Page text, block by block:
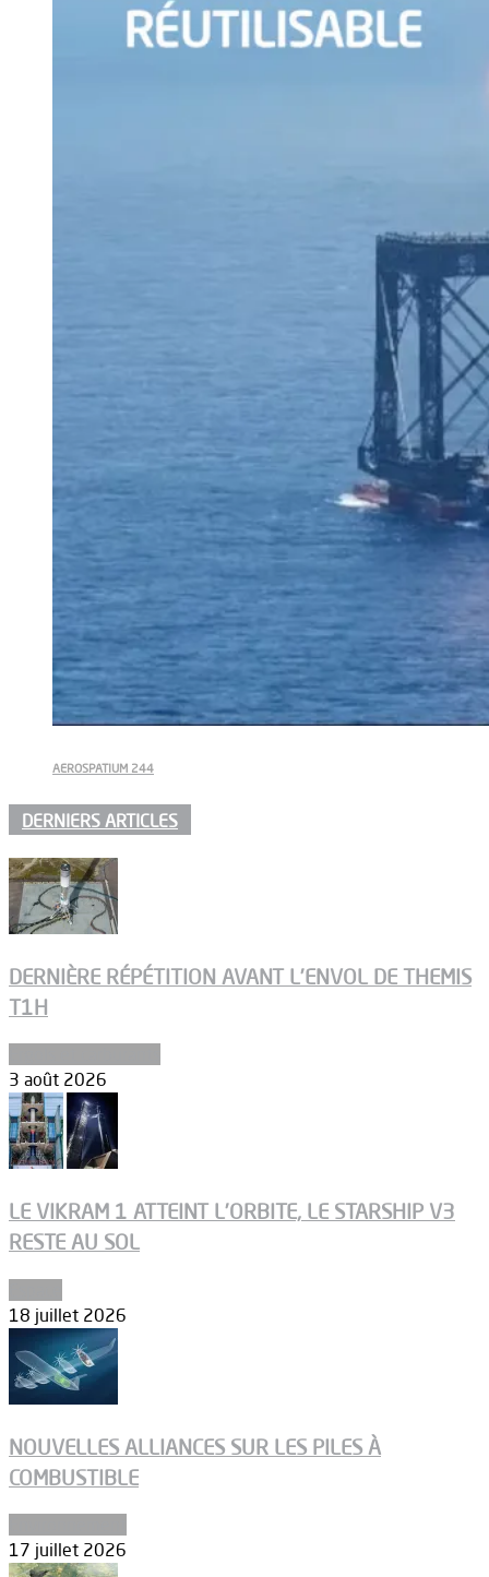
AEROSPATIUM 244
DERNIERS ARTICLES
DERNIÈRE RÉPÉTITION AVANT L’ENVOL DE THEMIS
T1H
3 août 2026
LE VIKRAM 1 ATTEINT L’ORBITE, LE STARSHIP V3
RESTE AU SOL
18 juillet 2026
NOUVELLES ALLIANCES SUR LES PILES À
COMBUSTIBLE
17 juillet 2026